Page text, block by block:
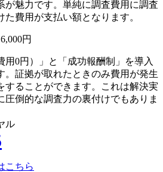
が魅力です。単純に調査費用に調査
た費用が支払い額となります。
6,000円
用0円）」 と 「成功報酬制」
を導入
。証拠が取れたときのみ費用が発生
することができます。これは解決実
圧倒的な調査力の裏付けでもありま
ル
こちら